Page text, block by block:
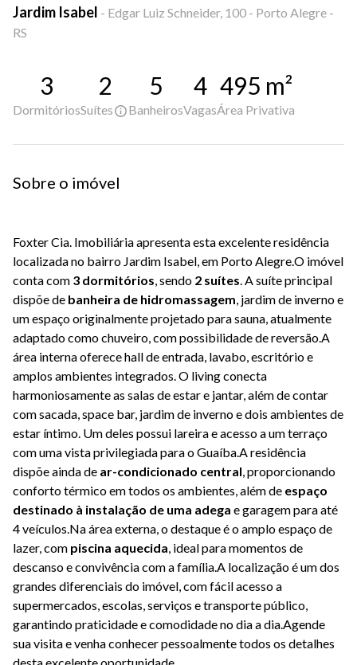
Jardim Isabel - Edgar Luiz Schneider, 100 - Porto Alegre -
RS
3
Dormitórios
2
Suítes
5
Banheiros
4
Vagas
495 m²
Área Privativa
Sobre o imóvel
Foxter Cia. Imobiliária apresenta esta excelente residência
localizada no bairro Jardim Isabel, em Porto Alegre.O imóvel
conta com 3 dormitórios, sendo 2 suítes. A suíte principal
dispõe de banheira de hidromassagem, jardim de inverno e
um espaço originalmente projetado para sauna, atualmente
adaptado como chuveiro, com possibilidade de reversão.A
área interna oferece hall de entrada, lavabo, escritório e
amplos ambientes integrados. O living conecta
harmoniosamente as salas de estar e jantar, além de contar
com sacada, space bar, jardim de inverno e dois ambientes de
estar íntimo. Um deles possui lareira e acesso a um terraço
com uma vista privilegiada para o Guaíba.A residência
dispõe ainda de ar-condicionado central, proporcionando
conforto térmico em todos os ambientes, além de espaço
destinado à instalação de uma adega e garagem para até
4 veículos.Na área externa, o destaque é o amplo espaço de
lazer, com piscina aquecida, ideal para momentos de
descanso e convivência com a família.A localização é um dos
grandes diferenciais do imóvel, com fácil acesso a
supermercados, escolas, serviços e transporte público,
garantindo praticidade e comodidade no dia a dia.Agende
sua visita e venha conhecer pessoalmente todos os detalhes